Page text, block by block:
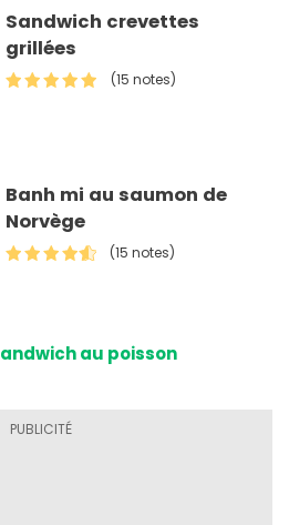
Sandwich crevettes
grillées
(15 notes)
Banh mi au saumon de
Norvège
(15 notes)
au poisson